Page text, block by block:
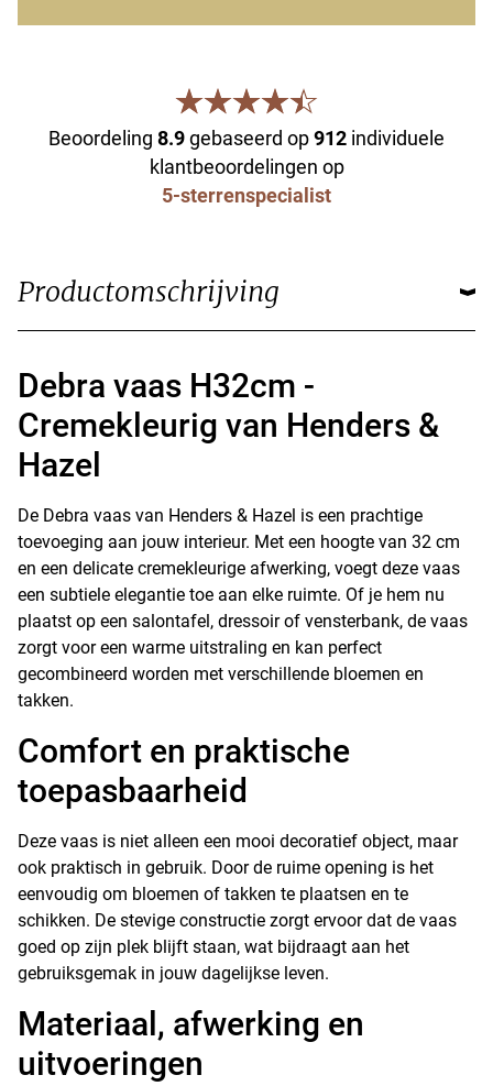
Beoordeling 8.9gebaseerd op912 individuele
klantbeoordelingen op
5-sterrenspecialist
Productomschrijving
Debra vaas H32cm -
Cremekleurig van Henders &
Hazel
De Debra vaas van Henders & Hazel is een prachtige
toevoeging aan jouw interieur. Met een hoogte van 32 cm
en een delicate cremekleurige afwerking, voegt deze vaas
een subtiele elegantie toe aan elke ruimte. Of je hem nu
plaatst op een salontafel, dressoir of vensterbank, de vaas
zorgt voor een warme uitstraling en kan perfect
gecombineerd worden met verschillende bloemen en
takken.
Comfort en praktische
toepasbaarheid
Deze vaas is niet alleen een mooi decoratief object, maar
ook praktisch in gebruik. Door de ruime opening is het
eenvoudig om bloemen of takken te plaatsen en te
schikken. De stevige constructie zorgt ervoor dat de vaas
goed op zijn plek blijft staan, wat bijdraagt aan het
gebruiksgemak in jouw dagelijkse leven.
Materiaal, afwerking en
uitvoeringen